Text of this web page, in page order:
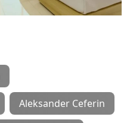
Aleksander Ceferin